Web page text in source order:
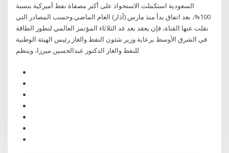
السعودية استكملت الاستحواذ على أكبر مصفاة نفط أميركية بنسبة
100%، بعد اتفاق بدأ منذ مارس (آذار) العام الماضي.وحسب المصادر التي
نقلت عنها القناة، فإن يعقد بعد غد الثلاثاء المؤتمر العالمي لتطور الطاقة
في الشرق الأوسط برعاية وزير شئون النفط والغاز رئيس الهيئة الوطنية
للنفط والغاز الدكتور عبدالحسين ميرزا، وينظم